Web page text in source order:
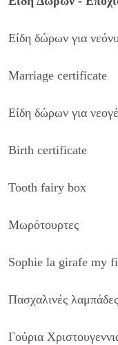
Είδη δώρων για
Marriage certificate
Είδη δώρων για
Birth certificate
Tooth fairy box
Μωρότουρτες
Sophie la girafe my
Πασχαλινές
Γούρια